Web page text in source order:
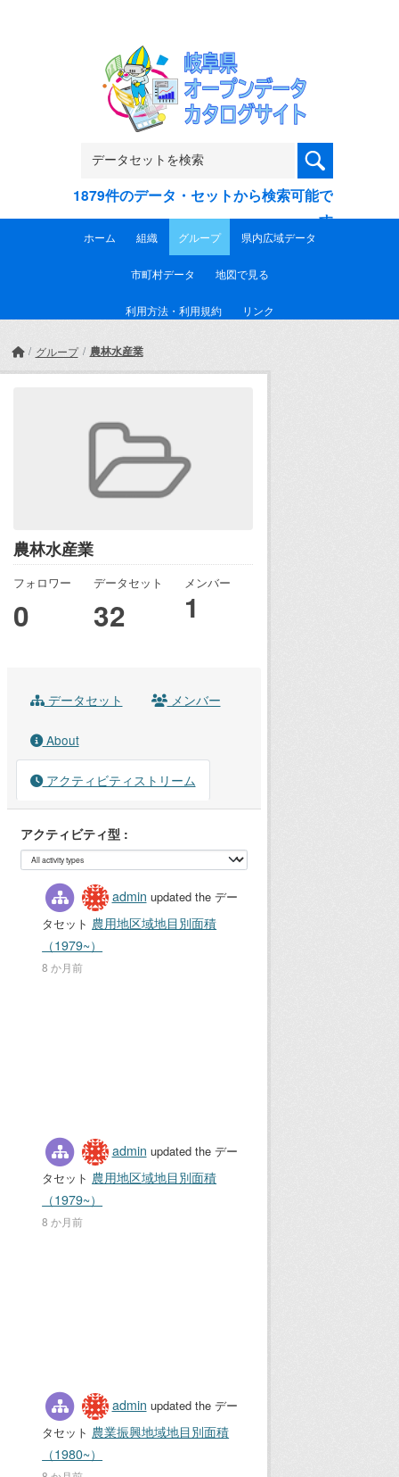
1879件のデータ・セットから検索可能で
す
ホーム 組織 グループ 県内広域データ
市町村データ 地図で見る
利用方法・利用規約 リンク
グループ 農林水産業
農林水産業
フォロワー
0
データセット
32
メンバー
1
データセット メンバー
About
アクティビティストリーム
アクティビティ型
admin updated the デー
タセット 農用地区域地目別面積
（1979~）
8 か月前
admin updated the デー
タセット 農用地区域地目別面積
（1979~）
8 か月前
admin updated the デー
タセット 農業振興地域地目別面積
（1980~）